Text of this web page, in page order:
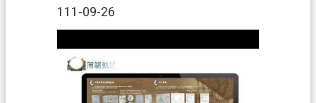
3695588#405 莊小姐|歡迎踴躍參展
111-09-26
價軌迹」|在本所4樓展出「發現軌
願景館(建築物)，並結合桃園火車站
的簿籍、圖籍及地價來一場軌迹巡
驛。|另外，3樓的「桃園地政時光列